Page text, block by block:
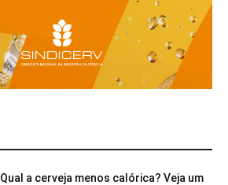
Qual a cerveja menos calórica? Veja um